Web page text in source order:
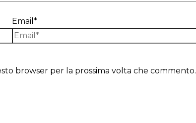
Email*
browser per la prossima volta che commento.